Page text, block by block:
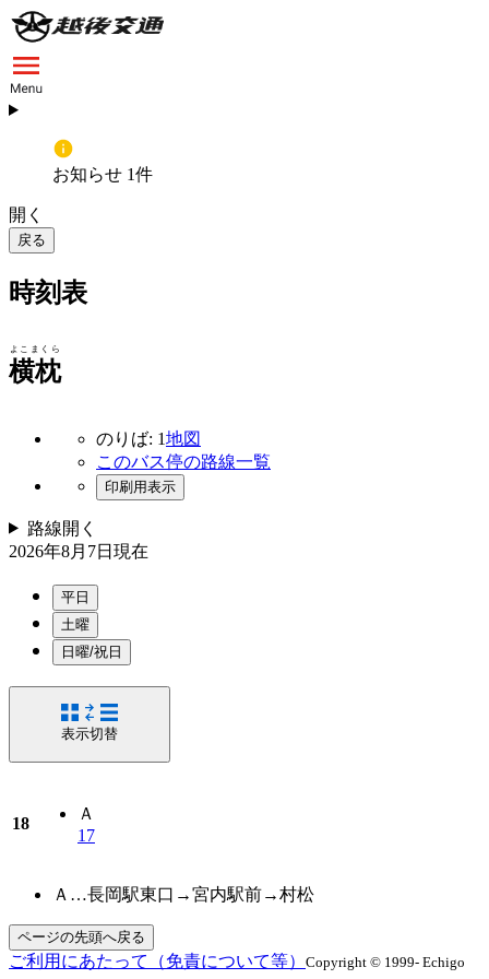
お知らせ 1件
開く
戻る
時刻表
横枕
よこまくら
のりば: 1地図
このバス停の路線一覧
印刷用表示
路線開く
2026年8月7日 現在
平日
土曜
日曜/祝日
表示切替
18
Ａ
17
Ａ…長岡駅東口→宮内駅前→村松
ページの先頭へ戻る
ご利用にあたって（免責について等） Copyright © 1999- Echigo